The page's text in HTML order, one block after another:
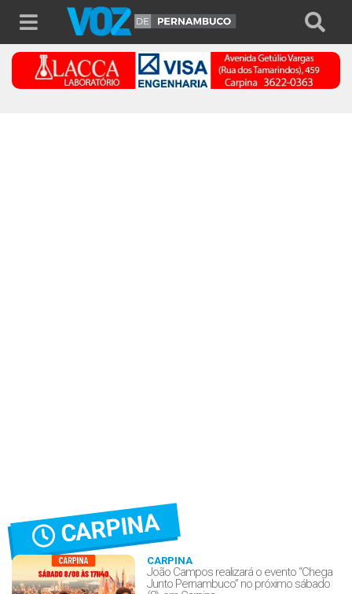
CARPINA
CARPINA
João Campos realizará o evento “Chega
Junto Pernambuco” no próximo sábado